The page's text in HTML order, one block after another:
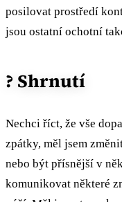
posilovat prostředí
jsou ostatní ochotní
? Shrnutí
Nechci říct, že vše
zpátky, měl jsem
nebo být přísnější v
komunikovat některé